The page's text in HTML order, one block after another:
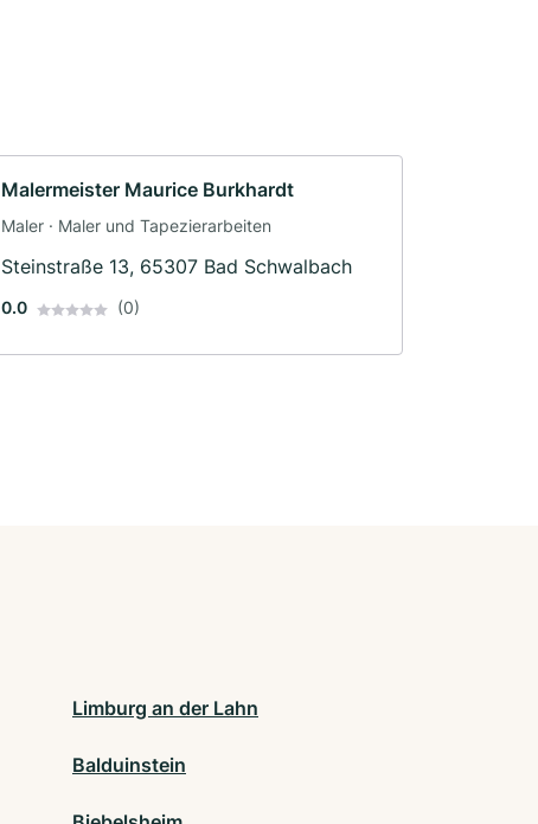
Malermeister Maurice Burkhardt
Maler · Maler und Tapezierarbeiten
Steinstraße 13, 65307 Bad Schwalbach
0.0 (0)
Limburg an der Lahn
Balduinstein